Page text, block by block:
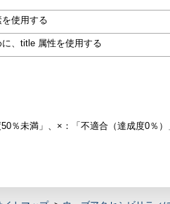
使用する
、title 属性を使用する
未満」、×：「不適合（達成度0％）